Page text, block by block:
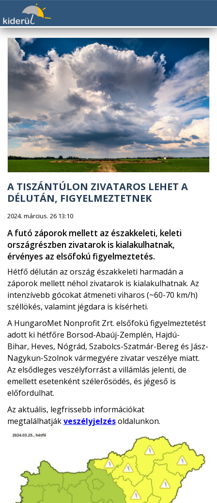
A TISZÁNTÚLON ZIVATAROS LEHET A
DÉLUTÁN, FIGYELMEZTETNEK
2024. március. 26 13:10
A futó záporok mellett az északkeleti, keleti
országrészben zivatarok is kialakulhatnak,
érvényes az elsőfokú figyelmeztetés.
Hétfő délután az ország északkeleti harmadán a
záporok mellett néhol zivatarok is kialakulhatnak. Az
intenzívebb gócokat átmeneti viharos (~60-70 km/h)
széllökés, valamint jégdara is kísérheti.
A HungaroMet Nonprofit Zrt. elsőfokú figyelmeztetést
adott ki hétfőre Borsod-Abaúj-Zemplén, Hajdú-
Bihar, Heves, Nógrád, Szabolcs-Szatmár-Bereg és Jász-
Nagykun-Szolnok vármegyére zivatar veszélye miatt.
Az elsődleges veszélyforrást a villámlás jelenti, de
emellett esetenként szélerősödés, és jégeső is
előfordulhat.
Az aktuális, legfrissebb információkat
megtalálhatjákveszélyjelzésoldalunkon.